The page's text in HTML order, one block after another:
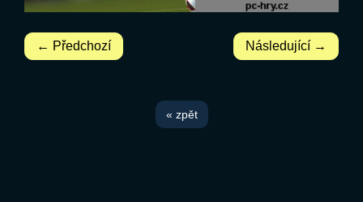
← Předchozí Následující →
« zpět